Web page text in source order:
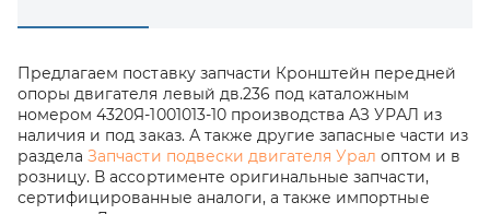
Предлагаем поставку запчасти Кронштейн передней
опоры двигателя левый дв.236 под каталожным
номером 4320Я-1001013-10 производства АЗ УРАЛ из
наличия и под заказ. А также другие запасные части из
разделаЗапчасти подвески двигателя Урал оптом и в
розницу. В ассортименте оригинальные запчасти,
сертифицированные аналоги, а также импортные